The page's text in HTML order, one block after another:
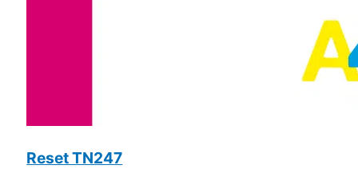
Reset TN247